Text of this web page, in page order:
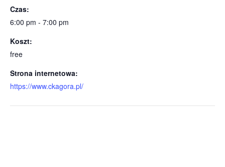
Czas:
6:00 pm - 7:00 pm
Koszt:
free
Strona internetowa:
https://www.ckagora.pl/